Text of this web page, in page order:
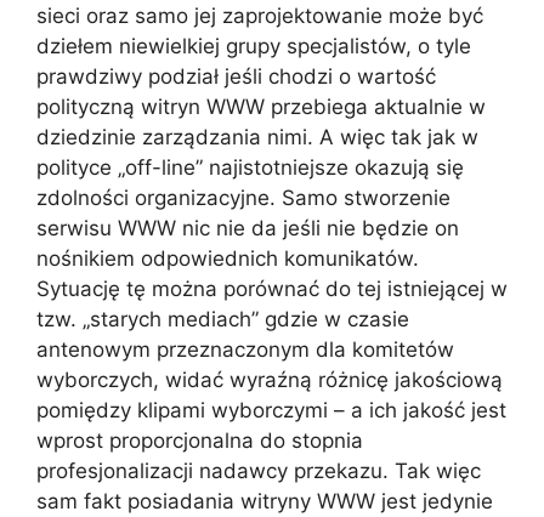
sieci oraz samo jej zaprojektowanie może być
dziełem niewielkiej grupy specjalistów, o tyle
prawdziwy podział jeśli chodzi o wartość
polityczną witryn WWW przebiega aktualnie w
dziedzinie zarządzania nimi. A więc tak jak w
polityce „off-line” najistotniejsze okazują się
zdolności organizacyjne. Samo stworzenie
serwisu WWW nic nie da jeśli nie będzie on
nośnikiem odpowiednich komunikatów.
Sytuację tę można porównać do tej istniejącej w
tzw. „starych mediach” gdzie w czasie
antenowym przeznaczonym dla komitetów
wyborczych, widać wyraźną różnicę jakościową
pomiędzy klipami wyborczymi – a ich jakość jest
wprost proporcjonalna do stopnia
profesjonalizacji nadawcy przekazu. Tak więc
sam fakt posiadania witryny WWW jest jedynie